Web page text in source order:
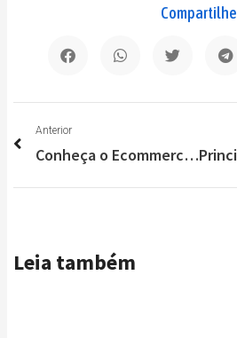
Compartilhe
Anterior
Conheça o Ecommerce Sapatos Brasil, de Lagoa Santa para o mundo
Leia também